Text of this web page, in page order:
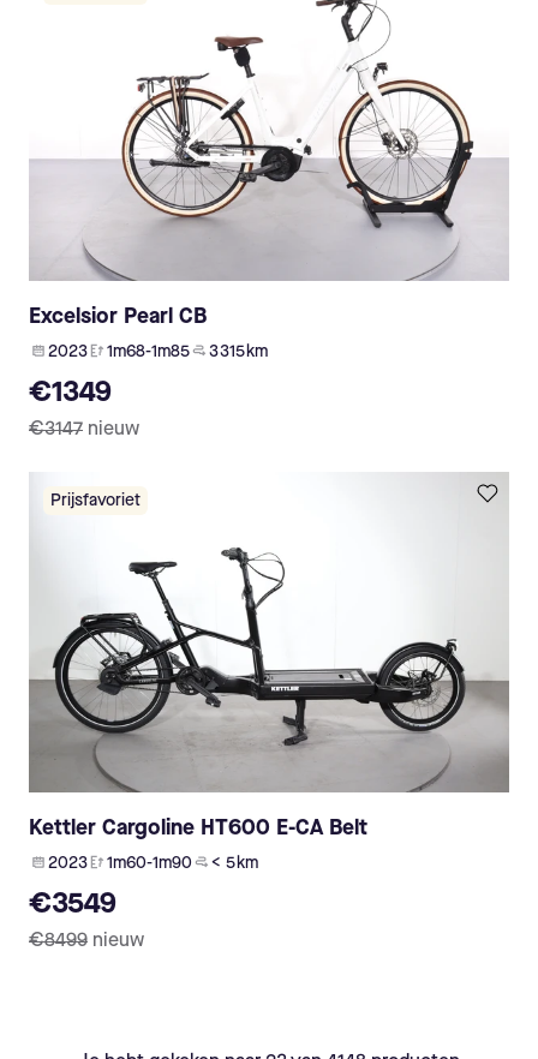
Excelsior Pearl CB
2023 1m68-1m85 3 315 km
€1349
€3147 nieuw
Prijsfavoriet
Kettler Cargoline HT600 E-CA Belt
2023 1m60-1m90 < 5 km
€3549
€8499 nieuw